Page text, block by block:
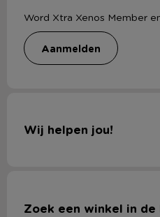
Word Xtra Xenos Member
aanmelden
Wij helpen jou!
Zoek een winkel in de